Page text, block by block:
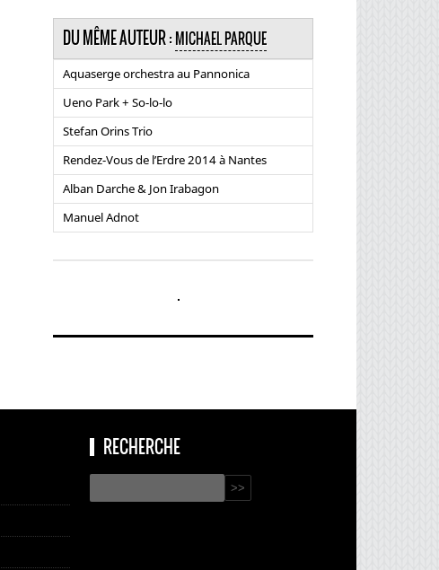
DU MÊME AUTEUR :MICHAEL PARQUE
Aquaserge orchestra au Pannonica
Ueno Park + So-lo-lo
Stefan Orins Trio
Rendez-Vous de l’Erdre 2014 à Nantes
Alban Darche & Jon Irabagon
Manuel Adnot
RECHERCHE